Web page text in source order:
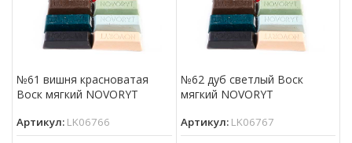
№61 вишня красноватая
Воск мягкий NOVORYT
Артикул: LK06766
№62 дуб светлый Воск
мягкий NOVORYT
Артикул: LK06767